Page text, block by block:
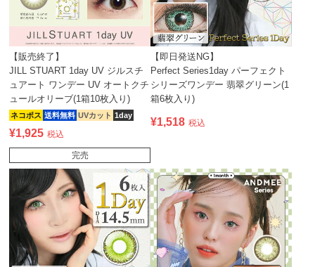
【販売終了】
JILL STUART 1day UV ジルスチ
ュアート ワンデー UV オートクチ
ュールオリーブ(1箱10枚入り)
ネコポス 送料無料 UVカット 1day
¥1,925 税込
完売
【即日発送NG】
Perfect Series1day パーフェクト
シリーズワンデー 翡翠グリーン(1
箱6枚入り)
¥1,518 税込